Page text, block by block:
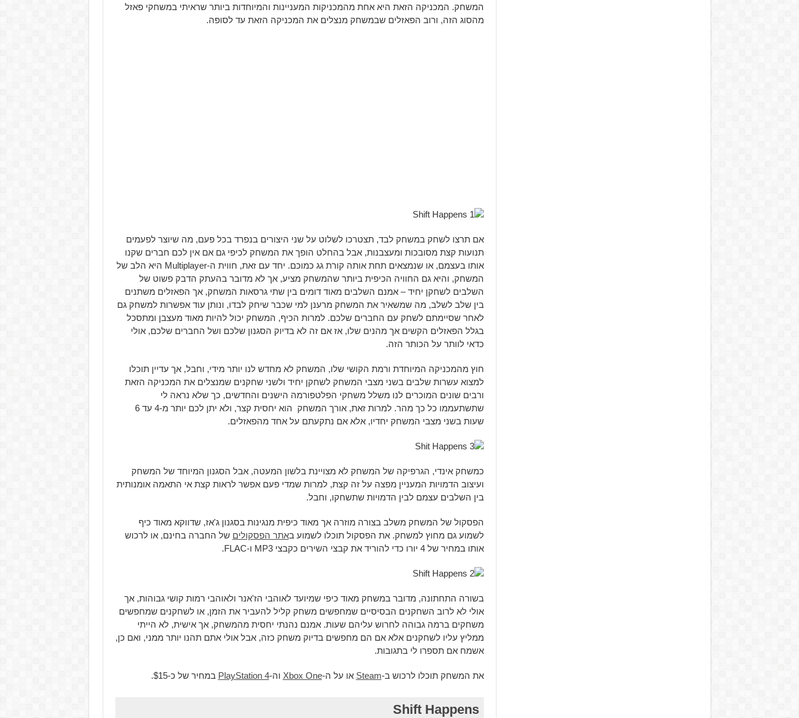
המשחק. המכניקה הזאת היא אחת מהמכניקות המעניינות והמיוחדות ביותר שראיתי במשחקי פאזל
מהסוג הזה, ורוב הפאזלים שבמשחק מנצלים את המכניקה הזאת עד לסופה.
אם תרצו לשחק במשחק לבד, תצטרכו לשלוט על שני היצורים בנפרד בכל פעם, מה שיוצר לפעמים
תנועות קצת מסובכות ומעצבנות, אבל בהחלט הופך את המשחק לכיפי גם אם אין לכם חברים שקנו
אותו בעצמם, או שנמצאים תחת אותה קורת גג כמוכם. יחד עם זאת, חווית ה-Multiplayer היא הלב של
המשחק, והיא גם החוויה הכיפית ביותר שהמשחק מציע, אך לא מדובר בהעתק הדבק פשוט של
השלבים לשחקן יחיד – אמנם השלבים מאוד דומים בין שתי גרסאות המשחק, אך הפאזלים משתנים
בין שלב לשלב, מה שמשאיר את המשחק מרענן למי שכבר שיחק לבדו, ונותן עוד אפשרות למשחק גם
לאחר שסיימתם לשחק עם החברים שלכם. למרות הכיף, המשחק יכול להיות מאוד מעצבן ומתסכל
בגלל הפאזלים הקשים אך מהנים שלו, אז אם זה לא בדיוק הסגנון שלכם ושל החברים שלכם, אולי
כדאי לוותר על הכותר הזה.
חוץ מהמכניקה המיוחדת ורמת הקושי שלו, המשחק לא מחדש לנו יותר מידי, וחבל, אך עדיין תוכלו
למצוא עשרות שלבים בשני מצבי המשחק לשחקן יחיד ולשני שחקנים שמנצלים את המכניקה הזאת
ורבים שונים המוכרים לנו משלל משחקי הפלטפורמה הישנים והחדשים, כך שלא נראה לי
שתשתעממו כל כך מהר. למרות זאת, אורך המשחק הוא יחסית קצר, ולא יתן לכם יותר מ-4 עד 6
שעות בשני מצבי המשחק יחדיו, אלא אם נתקעתם על אחד מהפאזלים.
כמשחק אינדי, הגרפיקה של המשחק לא מצויינת בלשון המעטה, אבל הסגנון המיוחד של המשחק
ועיצוב הדמויות המעניין מפצה על זה קצת, למרות שמדי פעם אפשר לראות קצת אי התאמה אומנותית
בין השלבים עצמם לבין הדמויות שתשחקו, וחבל.
הפסקול של המשחק משלב בצורה מוזרה אך מאוד כיפית מנגינות בסגנון ג'אז, שדווקא מאוד כיף
לשמוע גם מחוץ למשחק. את הפסקול תוכלו לשמוע באתר הפסקולים של החברה בחינם, או לרכוש
אותו במחיר של 4 יורו כדי להוריד את קבצי השירים כקבצי MP3 ו-FLAC.
בשורה התחתונה, מדובר במשחק מאוד כיפי שמיועד לאוהבי הז'אנר ולאוהבי רמות קושי גבוהות, אך
אולי לא לרוב השחקנים הבסיסיים שמחפשים משחק קליל להעביר את הזמן, או לשחקנים שמחפשים
משחקים ברמה גבוהה לחרוש עליהם שעות. אמנם נהנתי יחסית מהמשחק, אך אישית, לא הייתי
ממליץ עליו לשחקנים אלא אם הם מחפשים בדיוק משחק כזה, אבל אולי אתם תהנו יותר ממני, ואם כן,
אשמח אם תספרו לי בתגובות.
את המשחק תוכלו לרכוש ב-Steam או על ה-Xbox One וה-PlayStation 4 במחיר של כ-$15.
Shift Happens